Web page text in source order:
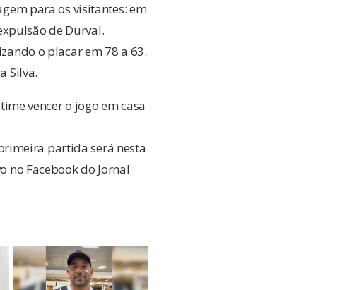
para os visitantes: em
de Durval.
o placar em 78 a 63.
Silva.
vencer o jogo em casa
partida será nesta
no Facebook do Jornal